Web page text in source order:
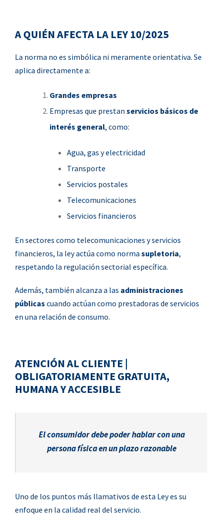
A QUIÉN AFECTA LA LEY 10/2025
La norma no es simbólica ni meramente orientativa. Se
aplica directamente a:
Grandes empresas
Empresas que prestan servicios básicos de
interés general, como:
Agua, gas y electricidad
Transporte
Servicios postales
Telecomunicaciones
Servicios financieros
En sectores como telecomunicaciones y servicios
financieros, la ley actúa como norma supletoria,
respetando la regulación sectorial específica.
Además, también alcanza a las administraciones
públicas cuando actúan como prestadoras de servicios
en una relación de consumo.
ATENCIÓN AL CLIENTE |
OBLIGATORIAMENTE GRATUITA,
HUMANA Y ACCESIBLE
El consumidor debe poder hablar con una
persona física en un plazo razonable
Uno de los puntos más llamativos de esta Ley es su
enfoque en la calidad real del servicio.